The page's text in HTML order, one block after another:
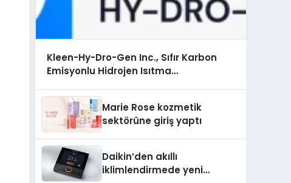
Kleen-Hy-Dro-Gen Inc., Sıfır Karbon
Emisyonlu Hidrojen Isıtma
Onaylarını Aldı
Marie Rose kozmetik
sektörüne giriş yaptı
Daikin’den akıllı
iklimlendirmede yeni